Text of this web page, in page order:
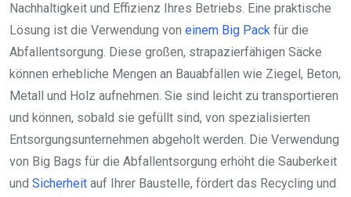
Nachhaltigkeit und Effizienz Ihres Betriebs. Eine praktische
Lösung ist die Verwendung von einem Big Pack für die
Abfallentsorgung. Diese großen, strapazierfähigen Säcke
können erhebliche Mengen an Bauabfällen wie Ziegel, Beton,
Metall und Holz aufnehmen. Sie sind leicht zu transportieren
und können, sobald sie gefüllt sind, von spezialisierten
Entsorgungsunternehmen abgeholt werden. Die Verwendung
von Big Bags für die Abfallentsorgung erhöht die Sauberkeit
und Sicherheit auf Ihrer Baustelle, fördert das Recycling und